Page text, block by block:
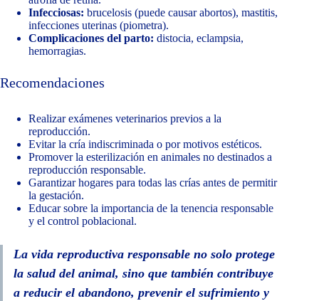
Infecciosas: brucelosis (puede causar abortos), mastitis,
infecciones uterinas (piometra).
Complicaciones del parto: distocia, eclampsia,
hemorragias.
Recomendaciones
Realizar exámenes veterinarios previos a la
reproducción.
Evitar la cría indiscriminada o por motivos estéticos.
Promover la esterilización en animales no destinados a
reproducción responsable.
Garantizar hogares para todas las crías antes de permitir
la gestación.
Educar sobre la importancia de la tenencia responsable
y el control poblacional.
La vida reproductiva responsable no solo protege
la salud del animal, sino que también contribuye
a reducir el abandono, prevenir el sufrimiento y